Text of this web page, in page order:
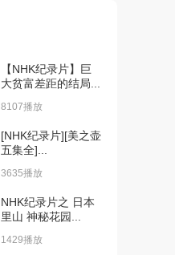
【NHK纪录片】巨
大贫富差距的结局...
8107播放
[NHK纪录片][美之壶
五集全]...
3635播放
NHK纪录片之 日本
里山 神秘花园...
1429播放